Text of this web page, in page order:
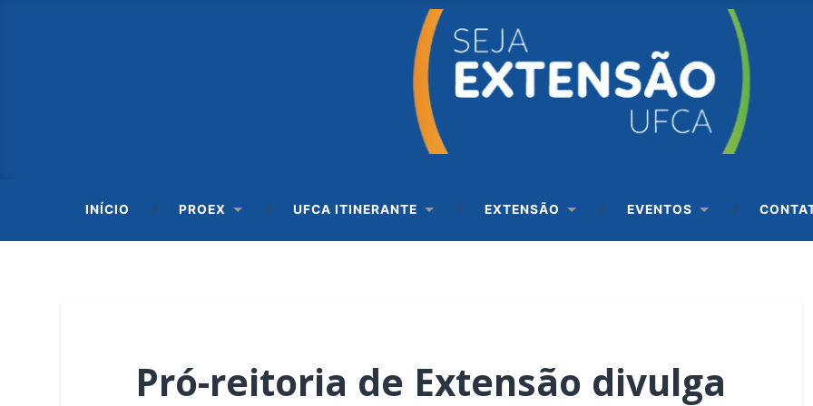
INÍCIO PROEX UFCA ITINERANTE EXTENSÃO EVENTOS
Pró-reitoria de Extensão divulga